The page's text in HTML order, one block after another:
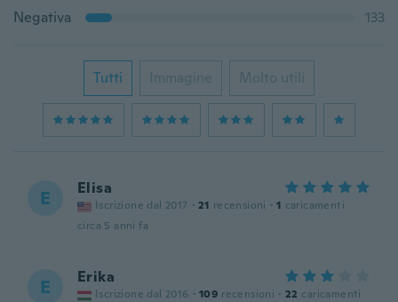
Negativa
133
Tutti Immagine Molto utili
E Elisa
Iscrizione dal 2017 · 21 recensioni · 1 caricamenti
circa 5 anni fa
E Erika
Iscrizione dal 2016 · 109 recensioni · 22 caricamenti